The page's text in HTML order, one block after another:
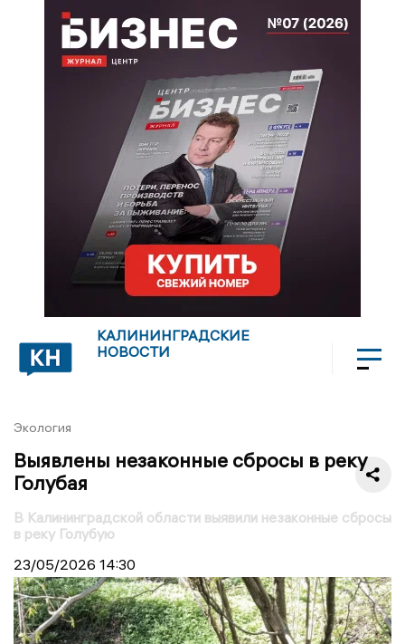
КАЛИНИНГРАДСКИЕ
НОВОСТИ
Экология
Выявлены незаконные сбросы в реку
Голубая
В Калининградской области выявили незаконные сбросы
в реку Голубую
23/05/2026 14:30